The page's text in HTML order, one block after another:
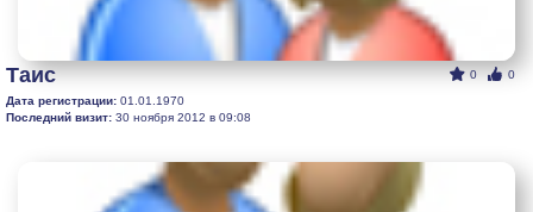
0 0
Таис
Дата регистрации: 01.01.1970
Последний визит: 30 ноября 2012 в 09:08